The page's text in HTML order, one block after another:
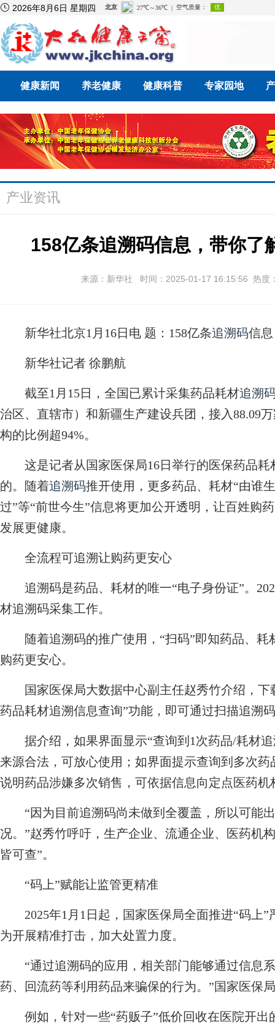
 2026年8月6日 星期四
健康新闻 养老健康 健康科普 专家园地
产业资讯
158亿条追溯码信息，带你了
来源：新华社 时间：2025-01-17 16:15:56 热度
新华社北京1月16日电 题：158亿条追溯码信
新华社记者 徐鹏航
截至1月15日，全国已累计采集药品耗材追溯
治区、直辖市）和新疆生产建设兵团，接入88.09
构的比例超94%。
这是记者从国家医保局16日举行的医保药品耗
的。随着追溯码推开使用，更多药品、耗材“由谁
过”等“前世今生”信息将更加公开透明，让百姓购
发展更健康。
全流程可追溯让购药更安心
追溯码是药品、耗材的唯一“电子身份证”。
材追溯码采集工作。
随着追溯码的推广使用，“扫码”即知药品、耗
购药更安心。
国家医保局大数据中心副主任赵秀竹介绍，下
药品耗材追溯信息查询”功能，即可通过扫描追溯
据介绍，如果界面显示“查询到1次药品/耗材追
来源合法，可放心使用；如界面提示查询到多次
说明药品涉嫌多次销售，可依据信息向定点医药机
“因为目前追溯码尚未做到全覆盖，所以可能出
况。”赵秀竹呼吁，生产企业、流通企业、医药机
皆可查”。
“码上”赋能让监管更精准
2025年1月1日起，国家医保局全面推进“码上”
为开展精准打击，加大处置力度。
“通过追溯码的应用，相关部门能够通过信息
药、回流药等利用药品来骗保的行为。”国家医保
例如，针对一些“药贩子”低价回收在医院开出